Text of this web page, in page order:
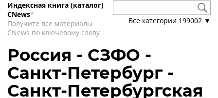
Индексная книга (каталог)
CNews*
Получите все материалы
CNews по ключевому слову
Все категории 199002 ▼
Россия - СЗФО -
Санкт-Петербург -
Санкт-Петербургская